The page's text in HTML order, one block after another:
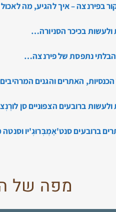
בפירנצה – איך להגיע, מה
בכיכר הסניורה…
נתפסת של פירנצה…
האתרים והגנים
ברובעים הצפוניים סן
ברובעים סנט'אָמְבְּרוּגְ'יו
מפה של